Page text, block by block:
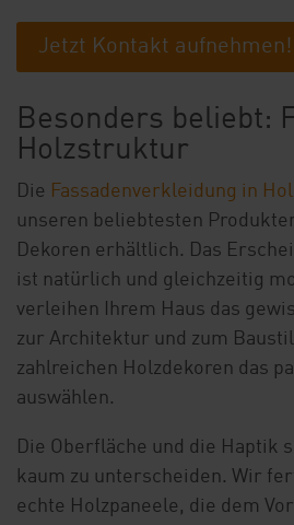
Jetzt Kontakt aufnehmen!
Besonders beliebt:
Holzstruktur
Die Fassadenverkleidung in
unseren beliebtesten
Dekoren erhältlich. Das
ist natürlich und gleichzeitig
verleihen Ihrem Haus das
zur Architektur und zum
zahlreichen Holzdekoren das
auswählen.
Die Oberfläche und die Haptik
kaum zu unterscheiden. Wir
echte Holzpaneele, die dem